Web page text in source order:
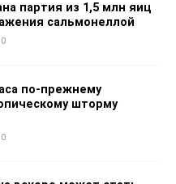
партия из 1,5 млн яиц
сальмонеллой
0
по-прежнему
шторму
0